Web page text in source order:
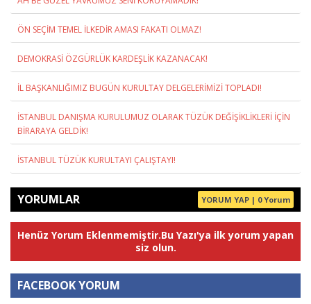
ÖN SEÇİM TEMEL İLKEDİR AMASI FAKATI OLMAZ!
DEMOKRASİ ÖZGÜRLÜK KARDEŞLİK KAZANACAK!
İL BAŞKANLIĞIMIZ BUGÜN KURULTAY DELGELERİMİZİ TOPLADI!
İSTANBUL DANIŞMA KURULUMUZ OLARAK TÜZÜK DEĞİŞİKLİKLERİ İÇİN
BİRARAYA GELDİK!
İSTANBUL TÜZÜK KURULTAYI ÇALIŞTAYI!
YORUMLAR YORUM YAP | 0 Yorum
Henüz Yorum Eklenmemiştir.Bu Yazı'ya ilk yorum yapan
siz olun.
FACEBOOK YORUM